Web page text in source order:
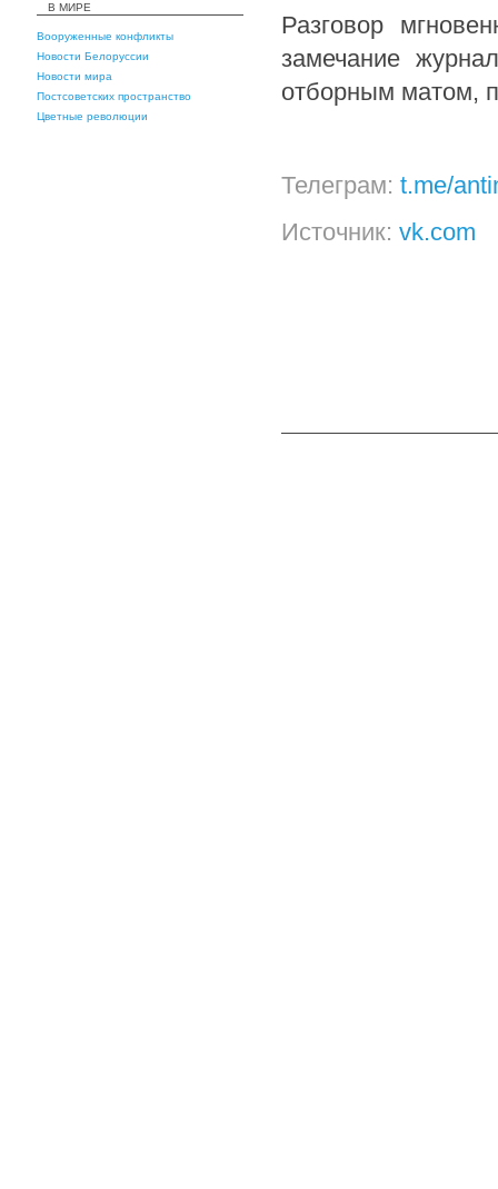
В МИРЕ
Вооруженные конфликты
Новости Белоруссии
Новости мира
Постсоветских пространство
Цветные революции
Разговор
замечание
отборным матом,
Телеграм: t.me/
Источник: vk.com